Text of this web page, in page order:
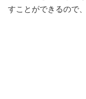
すことができるので